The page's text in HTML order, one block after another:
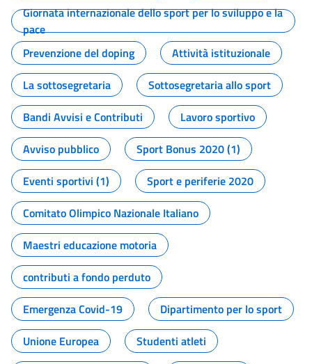
Giornata internazionale dello sport per lo sviluppo e la
pace
Prevenzione del doping
Attività istituzionale
La sottosegretaria
Sottosegretaria allo sport
Bandi Avvisi e Contributi
Lavoro sportivo
Avviso pubblico
Sport Bonus 2020 (1)
Eventi sportivi (1)
Sport e periferie 2020
Comitato Olimpico Nazionale Italiano
Maestri educazione motoria
contributi a fondo perduto
Emergenza Covid-19
Dipartimento per lo sport
Unione Europea
Studenti atleti